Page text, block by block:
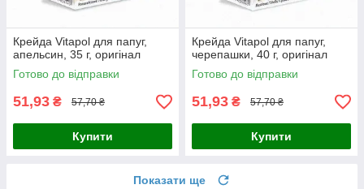
Крейда Vitapol для папуг,
апельсин, 35 г, оригінал
Готово до відправки
51,93 ₴ 57,70 ₴
Купити
Крейда Vitapol для папуг,
черепашки, 40 г, оригінал
Готово до відправки
51,93 ₴ 57,70 ₴
Купити
Показати ще